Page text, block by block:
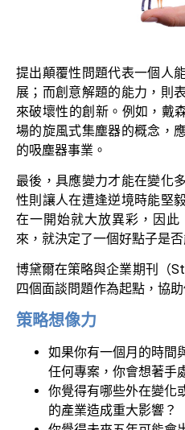
提出顛覆性問題代表一個人
展；而創意解題的能力，則
來破壞性的創新。例如，戴
場的旋風式集塵器的概念，
的吸塵器事業。
最後，具應變力才能在變化
性則讓人在遭逢逆境時能堅
在一開始就大放異彩，因
來，就決定了一個好點子是
博黛爾在策略與企業期刊（
四個面談問題作為起點，協
策略想像力
如果你有一個月的時間
任何專案，你會想著手
你覺得有哪些外在變化
的產業造成重大影響？